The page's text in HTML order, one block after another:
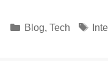
Categorieën
Blog, Tech Intel